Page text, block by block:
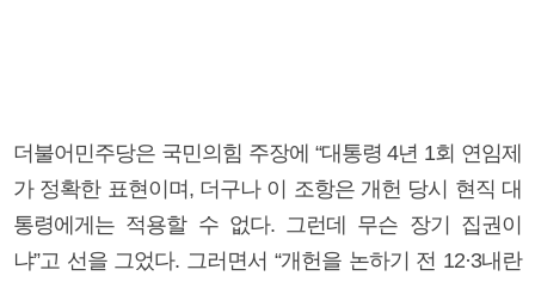
더불어민주당은 국민의힘 주장에 “대통령 4년 1회 연임제
가 정확한 표현이며, 더구나 이 조항은 개헌 당시 현직 대
통령에게는 적용할 수 없다. 그런데 무슨 장기 집권이
냐”고 선을 그었다. 그러면서 “개헌을 논하기 전 12·3내란